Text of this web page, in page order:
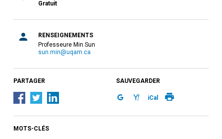
Gratuit
RENSEIGNEMENTS
Professeure Min Sun
sun.min@uqam.ca
PARTAGER SAUVEGARDER
iCal
MOTS-CLÉS